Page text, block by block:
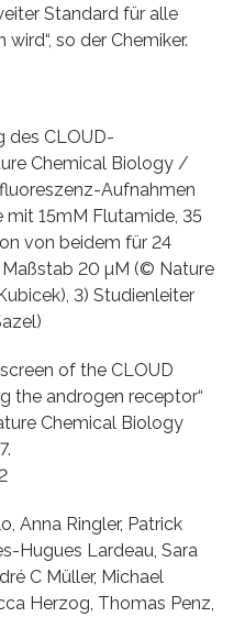
Standard für alle
so der Chemiker.
des CLOUD-
Chemical Biology /
Aufnahmen
15mM Flutamide, 35
von beidem für 24
20 µM (© Nature
3) Studienleiter
of the CLOUD
the androgen receptor“
Chemical Biology
Anna Ringler, Patrick
Hugues Lardeau, Sara
C Müller, Michael
Herzog, Thomas Penz,